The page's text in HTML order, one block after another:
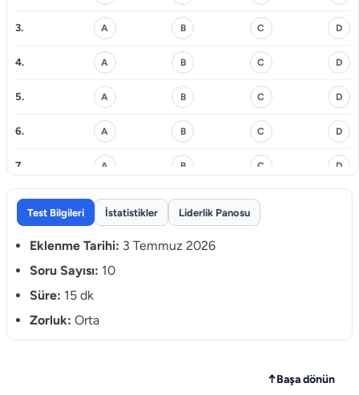
3. A B C D
4. A B C D
5. A B C D
6. A B C D
7. A B C D
8. A B C
10. A
Test Bilgileri İstatistikler Liderlik Panosu
Eklenme Tarihi: 3 Temmuz 2026
Soru Sayısı: 10
Süre: 15 dk
Zorluk: Orta
↑Başa dönün